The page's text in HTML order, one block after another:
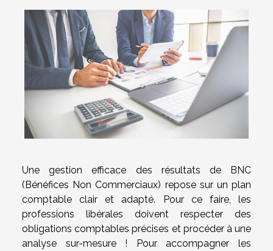
Une gestion efficace des résultats de BNC
(Bénéfices Non Commerciaux) repose sur un plan
comptable clair et adapté. Pour ce faire, les
professions libérales doivent respecter des
obligations comptables précises et procéder à une
analyse sur-mesure ! Pour accompagner les